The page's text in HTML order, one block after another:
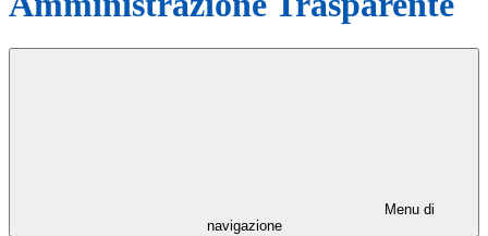
Menu di
navigazione